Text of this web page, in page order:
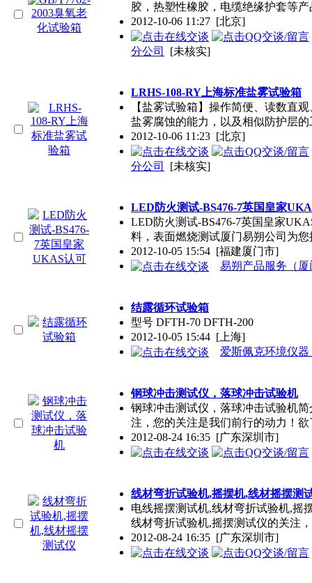
胶，热塑性橡胶，电缆绝缘护套等产
2012-10-06 11:27 [北京]
分公司 [未核实]
LRHS-108-RY上海标准盐雾试验箱
【盐雾试验箱】操作简便、读数直
盐雾腐蚀的能力，以及相似防护层的
2012-10-06 11:23 [北京]
分公司 [未核实]
LED防火测试-BS476-7英国皇家
LED防火测试-BS476-7英国皇家
料，表面燃烧测试厦门易朔公司为
2012-10-05 15:54 [福建厦门市]
易朔产品服务（
结露循环试验箱
型号 DFTH-70 DFTH-200
2012-10-05 15:44 [上海]
爱斯佩克环境仪
钢球冲击测试仪，落球冲击试验机
钢球冲击测试仪，落球冲击试验机
注，您的关注是我们前行的动力！欲
2012-08-24 16:35 [广东深圳市]
线材弯折试验机,摇摆机,线材摇摆测
电线摇摆测试机,线材弯折试验机,摇
线材弯折试验机,摇摆测试仪的关注
2012-08-24 16:35 [广东深圳市]